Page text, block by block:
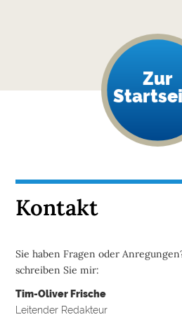
Zur
Kontakt
Sie haben Fragen oder
schreiben Sie mir:
Tim-Oliver Frische
Leitender Redakteur